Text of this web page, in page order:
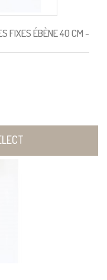
FIXES ÉBÈNE 40 CM -